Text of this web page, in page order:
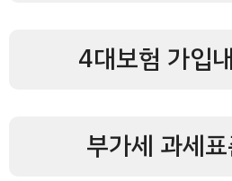
4대보험 가입
부가세 과세